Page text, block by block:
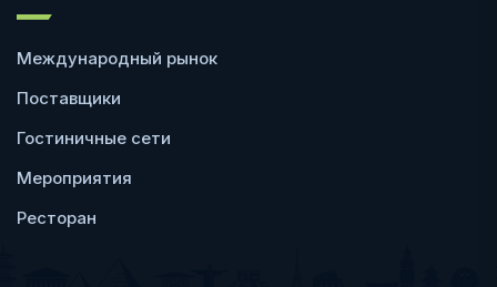
Международный рынок
Поставщики
Гостиничные сети
Мероприятия
Ресторан